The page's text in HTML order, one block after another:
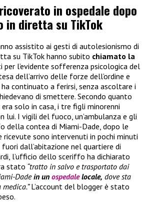
in ospedale dopo
in diretta su TikTok
assistito ai gesti di autolesionismo di
su TikTok hanno subito chiamato la
per l’evidente sofferenza psicologica del
dell’arrivo delle forze dell’ordine e
continuato a ferirsi, senza ascoltare i
di smettere. Secondo quanto
solo in casa, i tre figli minorenni
lui. I vigili del fuoco, un’ambulanza e gli
della contea di Miami-Dade, dopo le
ricevute sono intervenuti in pochi minuti
dall’abitazione nel quartiere di
l’ufficio dello sceriffo ha dichiarato
stato “tratto in salvo e trasportato dai
Dadein un ospedalelocale, dove sta
L’account del blogger è stato